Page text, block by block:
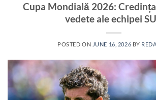
Cupa Mondială 2026:
vedete ale echipei
POSTED ON JUNE 16, 2026 BY